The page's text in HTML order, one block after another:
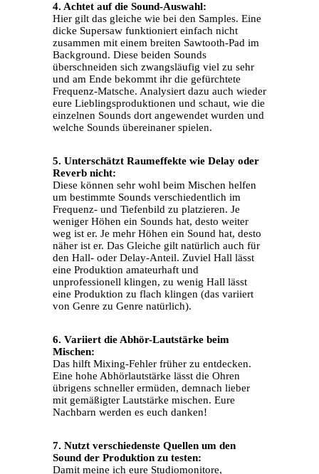
4. Achtet auf die Sound-Auswahl:
Hier gilt das gleiche wie bei den Samples. Eine
dicke Supersaw funktioniert einfach nicht
zusammen mit einem breiten Sawtooth-Pad im
Background. Diese beiden Sounds
überschneiden sich zwangsläufig viel zu sehr
und am Ende bekommt ihr die gefürchtete
Frequenz-Matsche. Analysiert dazu auch wieder
eure Lieblingsproduktionen und schaut, wie die
einzelnen Sounds dort angewendet wurden und
welche Sounds übereinaner spielen.
5. Unterschätzt Raumeffekte wie Delay oder
Reverb nicht:
Diese können sehr wohl beim Mischen helfen
um bestimmte Sounds verschiedentlich im
Frequenz- und Tiefenbild zu platzieren. Je
weniger Höhen ein Sounds hat, desto weiter
weg ist er. Je mehr Höhen ein Sound hat, desto
näher ist er. Das Gleiche gilt natürlich auch für
den Hall- oder Delay-Anteil. Zuviel Hall lässt
eine Produktion amateurhaft und
unprofessionell klingen, zu wenig Hall lässt
eine Produktion zu flach klingen (das variiert
von Genre zu Genre natürlich).
6. Variiert die Abhör-Lautstärke beim
Mischen:
Das hilft Mixing-Fehler früher zu entdecken.
Eine hohe Abhörlautstärke lässt die Ohren
übrigens schneller ermüden, demnach lieber
mit gemäßigter Lautstärke mischen. Eure
Nachbarn werden es euch danken!
7. Nutzt verschiedenste Quellen um den
Sound der Produktion zu testen:
Damit meine ich eure Studiomonitore,